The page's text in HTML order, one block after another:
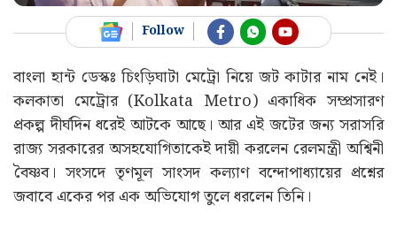
Follow
বাংলা হান্ট ডেস্কঃ চিংড়িঘাটা মেট্রো নিয়ে জট কাটার নাম নেই।
কলকাতা মেট্রোর (Kolkata Metro) একাধিক সম্প্রসারণ
প্রকল্প দীর্ঘদিন ধরেই আটকে আছে। আর এই জটের জন্য সরাসরি
রাজ্য সরকারের অসহযোগিতাকেই দায়ী করলেন রেলমন্ত্রী অশ্বিনী
বৈষ্ণব। সংসদে তৃণমূল সাংসদ কল্যাণ বন্দোপাধ্যায়ের প্রশ্নের
জবাবে একের পর এক অভিযোগ তুলে ধরলেন তিনি।